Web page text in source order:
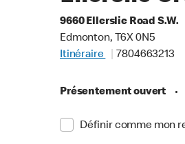
9660 Ellerslie Road S.W.
Edmonton, T6X 0N5
Itinéraire
7804663213
Présentement ouvert •
Définir comme mon